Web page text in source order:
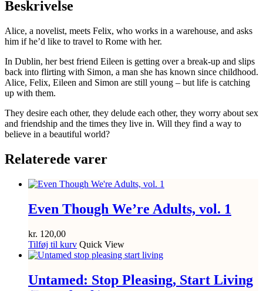
Beskrivelse
Alice, a novelist, meets Felix, who works in a warehouse, and asks
him if he’d like to travel to Rome with her.
In Dublin, her best friend Eileen is getting over a break-up and slips
back into flirting with Simon, a man she has known since childhood.
Alice, Felix, Eileen and Simon are still young – but life is catching
up with them.
They desire each other, they delude each other, they worry about sex
and friendship and the times they live in. Will they find a way to
believe in a beautiful world?
Relaterede varer
Even Though We’re Adults, vol. 1
kr. 120,00
Tilføj til kurv Quick View
Untamed: Stop Pleasing, Start Living